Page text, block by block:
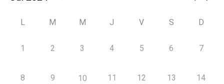
L M M J V S D
1 2 3 4 5 6 7
8 9 10 11 12 13 14